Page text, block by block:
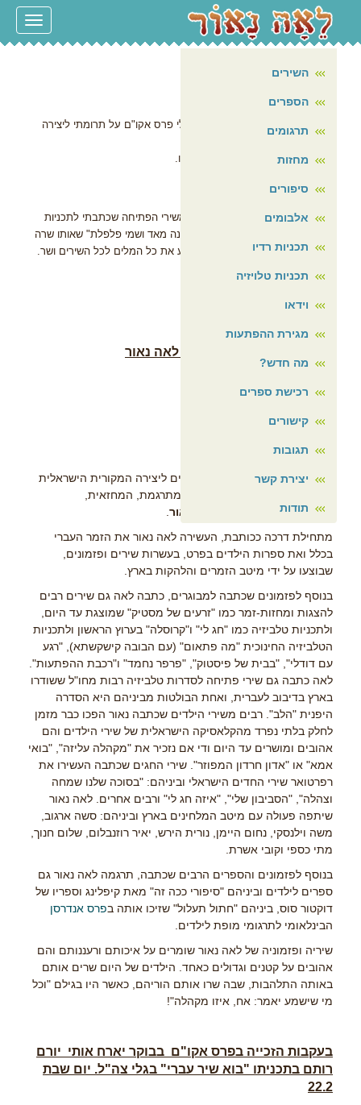
Toggle
ביום שני, 3 בפברואר 2014 הוענק לי פרס אקו"ם על תרומתי ליצירה
הטקס נערך בתיאטרון נגה (גשר) יפו.
חני נחמיאס המקסימה שרה כמה משירי הפתיחה שכתבתי לתכניות
טלביזיה, וסיימה בשיר "אני אשה קטנה מאד ושמי פלפלת" שאותו שרה
גם במקור. כל הקהל, להפתעתי ידע את כל המלים לכל השירים ושר.
פרס מיוחד ליצירה לילדים- לאה נאור
לאה נאור
פרס מיוחד, על תרומה רבת השנים ליצירה המקורית הישראלית
לילדים ניתן השנה לפזמונאית, המתרגמת, המחזאית,
התסריטאית והסופרת -
לאה נאור
מתחילת דרכה ככותבת, העשירה לאה נאור את הזמר העברי
בכלל ואת ספרות הילדים בפרט, בעשרות שירים ופזמונים,
שבוצעו על ידי מיטב הזמרים והלהקות בארץ.
בנוסף לפזמונים שכתבה למבוגרים, כתבה לאה גם שירים רבים
להצגות ומחזות-זמר כמו "זרעים של מסטיק" שמוצגת עד היום,
ולתכניות טלביזיה כמו "חג לי" ו"קרוסלה" בערוץ הראשון ולתכניות
הטלביזיה החינוכית "מה פתאום" (עם הבובה קישקשתא), "רגע
עם דודלי", "בבית של פיסטוק", "פרפר נחמד" ו"רכבת ההפתעות".
לאה כתבה גם שירי פתיחה לסדרות טלביזיה רבות מחו"ל ששודרו
בארץ בדיבוב לעברית, ואחת הבולטות מביניהם היא הסדרה
היפנית "הלב". רבים משירי הילדים שכתבה נאור הפכו כבר מזמן
לחלק בלתי נפרד מהקלאסיקה הישראלית של שירי הילדים והם
אהובים ומושרים עד היום ודי אם נזכיר את "מקהלה עליזה", "בואי
אמא" או "אדון חרדון המפוזר". שירי החגים שכתבה העשירו את
רפרטואר שירי החדים הישראלי וביניהם: "בסוכה שלנו שמחה
וצהלה", "הסביבון שלי", "איזה חג לי" ורבים אחרים. לאה נאור
שיתפה פעולה עם מיטב המלחינים בארץ וביניהם: סשה ארגוב,
משה וילנסקי, נחום היימן, נורית הירש, יאיר רוזנבלום, שלום חנוך,
מתי כספי וקובי אשרת.
בנוסף לפזמונים והספרים הרבים שכתבה, תרגמה לאה נאור גם
ספרים לילדים וביניהם "סיפורי ככה זה" מאת קיפלינג וספריו של
דוקטור סוס, ביניהם "חתול תעלול" שזיכו אותה בפרס אנדרסן
הבינלאומי לתרגומי מופת לילדים.
שיריה ופזמוניה של לאה נאור שומרים על איכותם ורעננותם והם
אהובים על קטנים וגדולים כאחד. הילדים של היום שרים אותם
באותה התלהבות, שבה שרו אותם הוריהם, כאשר היו בגילם "וכל
מי שישמע יאמר: אח, איזו מקהלה"!
בעקבות הזכייה בפרס אקו"ם בבוקר יארח אותי יורם
רותם בתכניתו "בוא שיר עברי" בגלי צה"ל. יום שבת
22.2
עמוד הבית
על עצמי
השירים
הספרים
תרגומים
מחזות
סיפורים
אלבומים
תכניות רדיו
תכניות טלויזיה
וידאו
מגירת ההפתעות
מה חדש?
רכישת ספרים
קישורים
תגובות
יצירת קשר
תודות